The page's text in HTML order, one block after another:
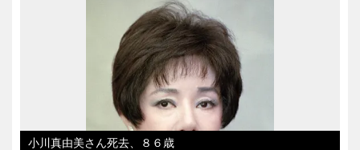
小川真由美さん死去、８６歳